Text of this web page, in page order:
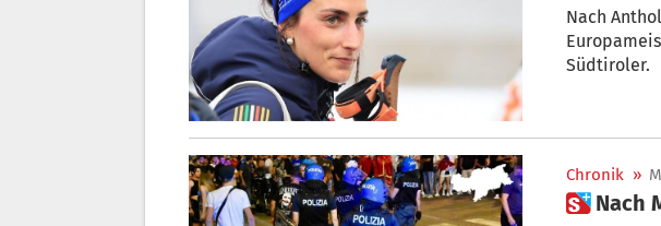
Nach
Südtiroler.
Chronik »
